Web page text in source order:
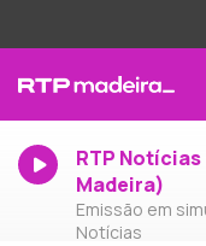
RTP Notícias
Madeira)
Emissão em
Notícias